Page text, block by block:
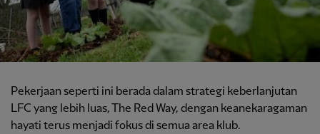
Pekerjaan seperti ini berada dalam strategi keberlanjutan
LFC yang lebih luas, The Red Way, dengan keanekaragaman
hayati terus menjadi fokus di semua area klub.